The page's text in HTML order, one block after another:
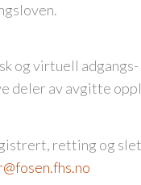
og virtuell adgangs-
deler av avgitte
retting og